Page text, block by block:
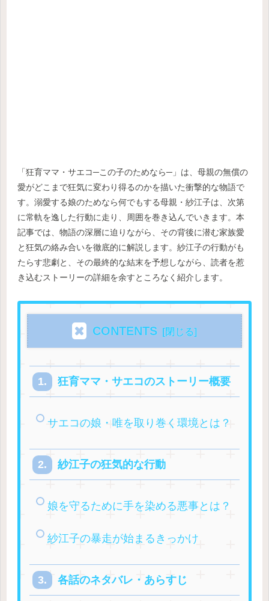
「狂育ママ・サエコ─この子のためなら─」は、母親の無償の
愛がどこまで狂気に変わり得るのかを描いた衝撃的な物語で
す。溺愛する娘のためなら何でもする母親・紗江子は、次第
に常軌を逸した行動に走り、周囲を巻き込んでいきます。本
記事では、物語の深層に迫りながら、その背後に潜む家族愛
と狂気の絡み合いを徹底的に解説します。紗江子の行動がも
たらす悲劇と、その最終的な結末を予想しながら、読者を惹
き込むストーリーの詳細を余すところなく紹介します。
CONTENTS
狂育ママ・サエコのストーリー概要
サエコの娘・唯を取り巻く環境とは？
紗江子の狂気的な行動
娘を守るために手を染める悪事とは？
紗江子の暴走が始まるきっかけ
各話のネタバレ・あらすじ